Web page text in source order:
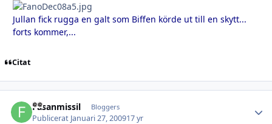
Jullan fick rugga en galt som Biffen körde ut till en skytt...
forts kommer,...
Citat
Fasanmissil Bloggers
Publicerat Januari 27, 200917 yr